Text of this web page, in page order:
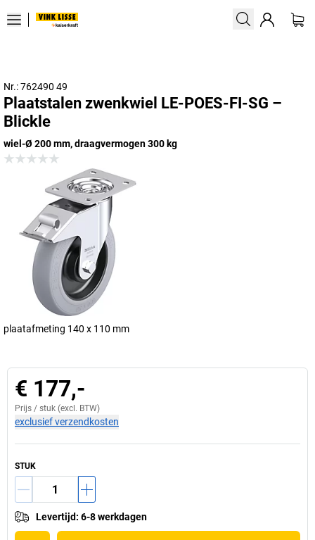
Nr.: 762490 49
Plaatstalen zwenkwiel LE-POES-FI-SG –
Blickle
wiel-Ø 200 mm, draagvermogen 300 kg
plaatafmeting 140 x 110 mm
€ 177,-
Prijs / stuk (excl. BTW)
exclusief verzendkosten
STUK
Levertijd: 6-8 werkdagen